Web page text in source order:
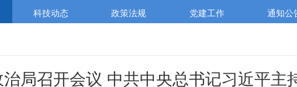
科技动态 政策法规 党建工作 通知公
局召开会议 中共中央总书记习近平主